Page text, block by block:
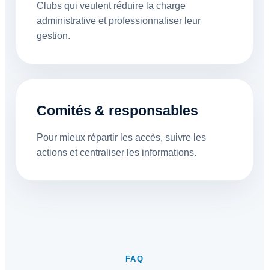
Clubs qui veulent réduire la charge
administrative et professionnaliser leur
gestion.
Comités & responsables
Pour mieux répartir les accès, suivre les
actions et centraliser les informations.
FAQ